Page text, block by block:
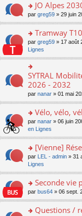
s
ré
c
nt
n
le
u
s
ré
c
e
nt
e
n
o
n
le
s
ré
c
e
s
s
e
n
o
n
lu
le
pl
u
s
ré
c
e
nt
er
le
m
e
s
s
g
n
o
n
lu
pl
u
s
ré
c
e
nt
o
n
ult
er
le
m
e
s
s
g
n
o
n
lu
pl
u
s
ré
c
e
JO Alpes
par greg59 » 29 juin
o
s
ult
er
le
m
e
s
s
g
o
n
lu
le
u
s
ré
c
Tramway
par greg59 » 17 août
Lignes
o
n
ult
er
le
m
e
s
a
g
e
n
o
n
pl
SYTRAL
2026 - 2032
par nanar » 01 mai
o
n
s
er
le
m
e
s
s
e
Vélo, vélo,
par nanar » 06 juin
en Lignes
o
s
er
le
m
e
[Vienne]
par LEL - admin » 31
Lignes
o
n
ult
Seconde vie
par bus64 » 06 sept.
Questions /